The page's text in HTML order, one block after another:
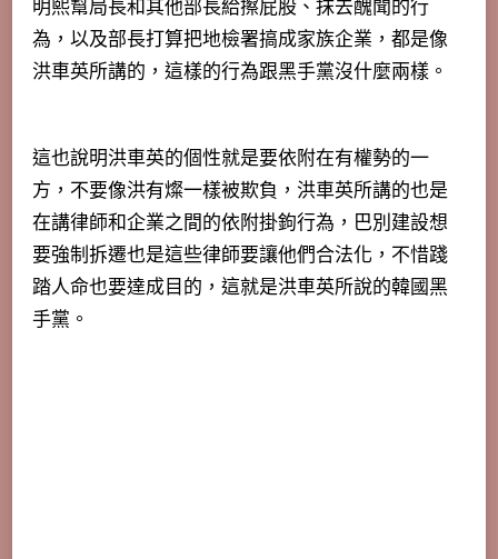
明熙幫局長和其他部長給擦屁股、抹去醜聞的行
為，以及部長打算把地檢署搞成家族企業，都是像
洪車英所講的，這樣的行為跟黑手黨沒什麼兩樣。
這也說明洪車英的個性就是要依附在有權勢的一
方，不要像洪有燦一樣被欺負，洪車英所講的也是
在講律師和企業之間的依附掛鉤行為，巴別建設想
要強制拆遷也是這些律師要讓他們合法化，不惜踐
踏人命也要達成目的，這就是洪車英所說的韓國黑
手黨。